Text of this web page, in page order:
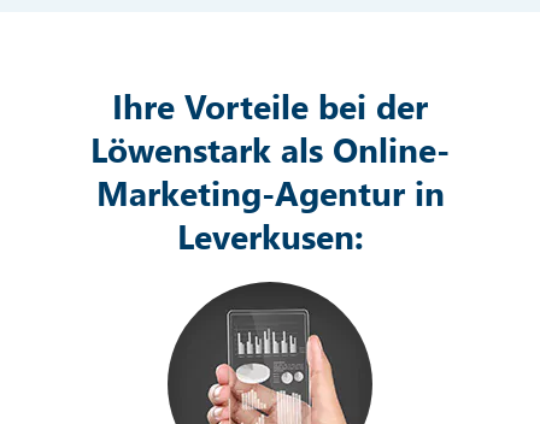
Ihre Vorteile bei der
Löwenstark als Online-
Marketing-Agentur in
Leverkusen: